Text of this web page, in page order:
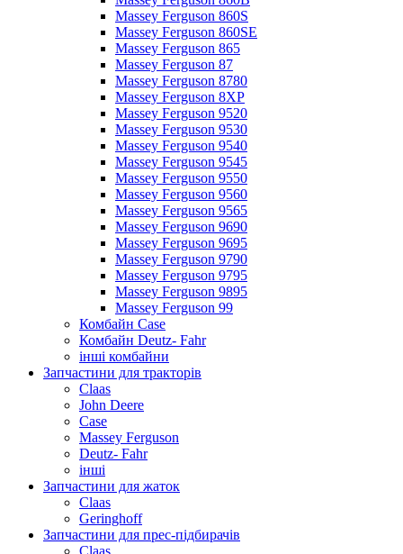
Massey Ferguson 860S
Massey Ferguson 860SE
Massey Ferguson 865
Massey Ferguson 87
Massey Ferguson 8780
Massey Ferguson 8XP
Massey Ferguson 9520
Massey Ferguson 9530
Massey Ferguson 9540
Massey Ferguson 9545
Massey Ferguson 9550
Massey Ferguson 9560
Massey Ferguson 9565
Massey Ferguson 9690
Massey Ferguson 9695
Massey Ferguson 9790
Massey Ferguson 9795
Massey Ferguson 9895
Massey Ferguson 99
Комбайн Case
Комбайн Deutz- Fahr
інші комбайни
Запчастини для тракторів
Claas
John Deere
Case
Massey Ferguson
Deutz- Fahr
інші
Запчастини для жаток
Claas
Geringhoff
Запчастини для прес-підбирачів
Claas